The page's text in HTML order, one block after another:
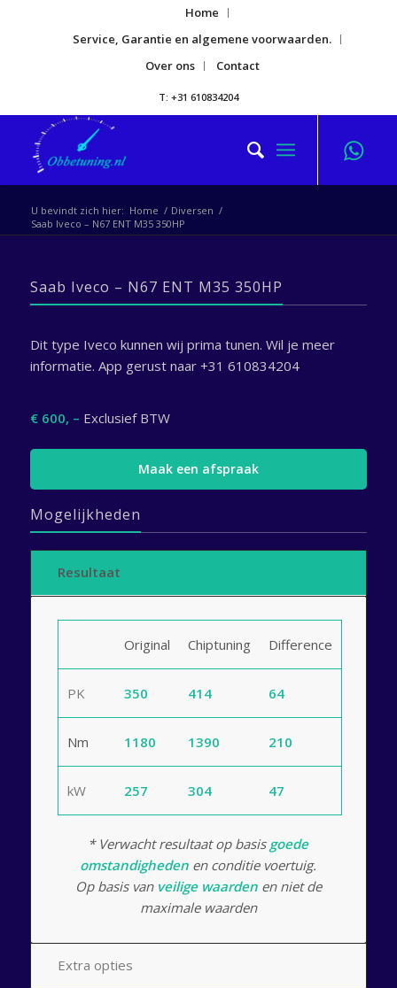
Home
Service, Garantie en algemene voorwaarden.
Over ons
Contact
T: +31 610834204
U bevindt zich hier: Home / Diversen /
Saab Iveco – N67 ENT M35 350HP
Saab Iveco – N67 ENT M35 350HP
Dit type Iveco kunnen wij prima tunen. Wil je meer
informatie. App gerust naar +31 610834204
€ 600, – Exclusief BTW
Maak een afspraak
Mogelijkheden
Resultaat
Original Chiptuning Difference
PK 350 414 64
Nm 1180 1390 210
kW 257 304 47
* Verwacht resultaat op basis goede
omstandigheden en conditie voertuig.
Op basis van veilige waardenen niet de
maximale waarden
Extra opties